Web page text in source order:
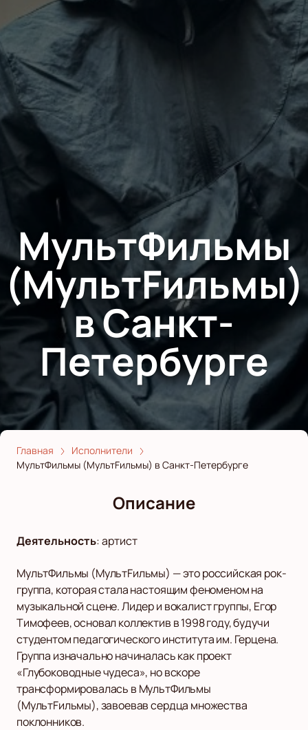
МультФильмы
(МультFильмы)
в Санкт-
Петербурге
Главная
Исполнители
МультФильмы (МультFильмы) в Санкт-Петербурге
Описание
Деятельность:артист
МультФильмы (МультFильмы) — это российская рок-
группа, которая стала настоящим феноменом на
музыкальной сцене. Лидер и вокалист группы, Егор
Тимофеев, основал коллектив в 1998 году, будучи
студентом педагогического института им. Герцена.
Группа изначально начиналась как проект
«Глубоководные чудеса», но вскоре
трансформировалась в МультФильмы
(МультFильмы), завоевав сердца множества
поклонников.